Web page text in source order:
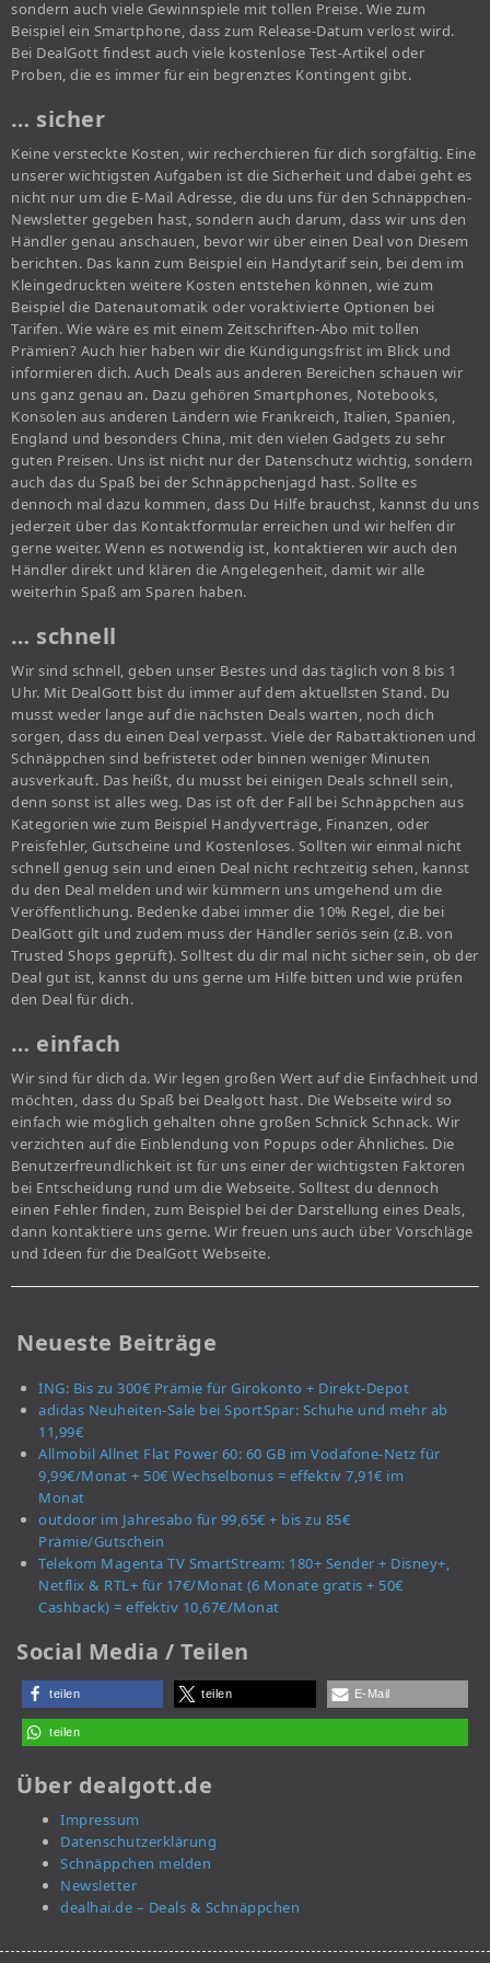
sondern auch viele Gewinnspiele mit tollen Preise. Wie zum
Beispiel ein Smartphone, dass zum Release-Datum verlost wird.
Bei DealGott findest auch viele kostenlose Test-Artikel oder
Proben, die es immer für ein begrenztes Kontingent gibt.
… sicher
Keine versteckte Kosten, wir recherchieren für dich sorgfältig. Eine
unserer wichtigsten Aufgaben ist die Sicherheit und dabei geht es
nicht nur um die E-Mail Adresse, die du uns für den Schnäppchen-
Newsletter gegeben hast, sondern auch darum, dass wir uns den
Händler genau anschauen, bevor wir über einen Deal von Diesem
berichten. Das kann zum Beispiel ein Handytarif sein, bei dem im
Kleingedruckten weitere Kosten entstehen können, wie zum
Beispiel die Datenautomatik oder voraktivierte Optionen bei
Tarifen. Wie wäre es mit einem Zeitschriften-Abo mit tollen
Prämien? Auch hier haben wir die Kündigungsfrist im Blick und
informieren dich. Auch Deals aus anderen Bereichen schauen wir
uns ganz genau an. Dazu gehören Smartphones, Notebooks,
Konsolen aus anderen Ländern wie Frankreich, Italien, Spanien,
England und besonders China, mit den vielen Gadgets zu sehr
guten Preisen. Uns ist nicht nur der Datenschutz wichtig, sondern
auch das du Spaß bei der Schnäppchenjagd hast. Sollte es
dennoch mal dazu kommen, dass Du Hilfe brauchst, kannst du uns
jederzeit über das Kontaktformular erreichen und wir helfen dir
gerne weiter. Wenn es notwendig ist, kontaktieren wir auch den
Händler direkt und klären die Angelegenheit, damit wir alle
weiterhin Spaß am Sparen haben.
… schnell
Wir sind schnell, geben unser Bestes und das täglich von 8 bis 1
Uhr. Mit DealGott bist du immer auf dem aktuellsten Stand. Du
musst weder lange auf die nächsten Deals warten, noch dich
sorgen, dass du einen Deal verpasst. Viele der Rabattaktionen und
Schnäppchen sind befristetet oder binnen weniger Minuten
ausverkauft. Das heißt, du musst bei einigen Deals schnell sein,
denn sonst ist alles weg. Das ist oft der Fall bei Schnäppchen aus
Kategorien wie zum Beispiel Handyverträge, Finanzen, oder
Preisfehler, Gutscheine und Kostenloses. Sollten wir einmal nicht
schnell genug sein und einen Deal nicht rechtzeitig sehen, kannst
du den Deal melden und wir kümmern uns umgehend um die
Veröffentlichung. Bedenke dabei immer die 10% Regel, die bei
DealGott gilt und zudem muss der Händler seriös sein (z.B. von
Trusted Shops geprüft). Solltest du dir mal nicht sicher sein, ob der
Deal gut ist, kannst du uns gerne um Hilfe bitten und wie prüfen
den Deal für dich.
… einfach
Wir sind für dich da. Wir legen großen Wert auf die Einfachheit und
möchten, dass du Spaß bei Dealgott hast. Die Webseite wird so
einfach wie möglich gehalten ohne großen Schnick Schnack. Wir
verzichten auf die Einblendung von Popups oder Ähnliches. Die
Benutzerfreundlichkeit ist für uns einer der wichtigsten Faktoren
bei Entscheidung rund um die Webseite. Solltest du dennoch
einen Fehler finden, zum Beispiel bei der Darstellung eines Deals,
dann kontaktiere uns gerne. Wir freuen uns auch über Vorschläge
und Ideen für die DealGott Webseite.
Neueste Beiträge
ING: Bis zu 300€ Prämie für Girokonto + Direkt-Depot
adidas Neuheiten-Sale bei SportSpar: Schuhe und mehr ab
11,99€
Allmobil Allnet Flat Power 60: 60 GB im Vodafone-Netz für
9,99€/Monat + 50€ Wechselbonus = effektiv 7,91€ im
Monat
outdoor im Jahresabo für 99,65€ + bis zu 85€
Prämie/Gutschein
Telekom Magenta TV SmartStream: 180+ Sender + Disney+,
Netflix & RTL+ für 17€/Monat (6 Monate gratis + 50€
Cashback) = effektiv 10,67€/Monat
Social Media / Teilen
teilen teilen E-Mail
teilen
Über dealgott.de
Impressum
Datenschutzerklärung
Schnäppchen melden
Newsletter
dealhai.de – Deals & Schnäppchen